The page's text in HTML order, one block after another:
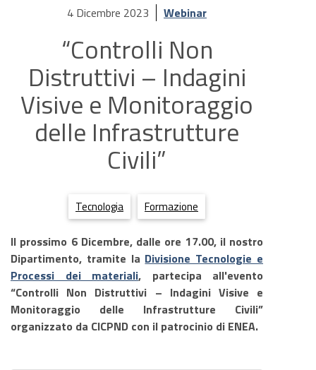
4 Dicembre 2023 Webinar
“Controlli Non
Distruttivi – Indagini
Visive e Monitoraggio
delle Infrastrutture
Civili”
Tecnologia Formazione
Il prossimo 6 Dicembre, dalle ore 17.00, il nostro
Dipartimento, tramite la Divisione Tecnologie e
Processi dei materiali, partecipa all'evento
“Controlli Non Distruttivi – Indagini Visive e
Monitoraggio delle Infrastrutture Civili”
organizzato da CICPND con il patrocinio di ENEA.